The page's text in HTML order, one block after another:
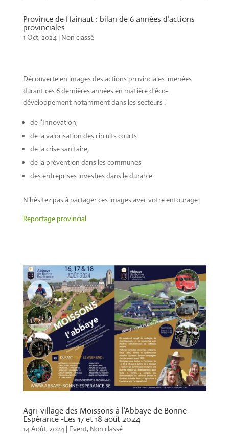
Province de Hainaut : bilan de 6 années d’actions
provinciales
1 Oct, 2024| Non classé
Découverte en images des actions provinciales menées
durant ces 6 dernières années en matière d’éco-
développement notamment dans les secteurs :
de l’Innovation,
de la valorisation des circuits courts
de la crise sanitaire,
de la prévention dans les communes
des entreprises investies dans le durable.
N’hésitez pas à partager ces images avec votre entourage.
Reportage provincial
Agri-village des Moissons à l’Abbaye de Bonne-
Espérance -Les 17 et 18 août 2024
14 Août, 2024| Event, Non classé